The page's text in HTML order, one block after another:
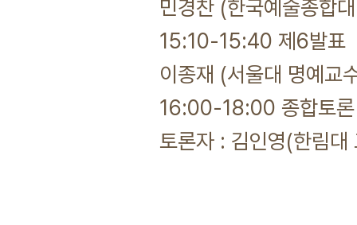
민경찬 (한국예술종합
15:10-15:40 제6발표
이종재 (서울대 명예교
16:00-18:00 종합토론
토론자 : 김인영(한림